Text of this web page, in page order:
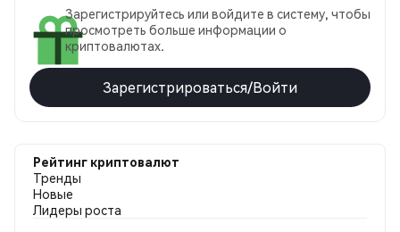
Зарегистрируйтесь или войдите в систему, чтобы
просмотреть больше информации о
криптовалютах.
Зарегистрироваться/Войти
Рейтинг криптовалют
Тренды
Новые
Лидеры роста